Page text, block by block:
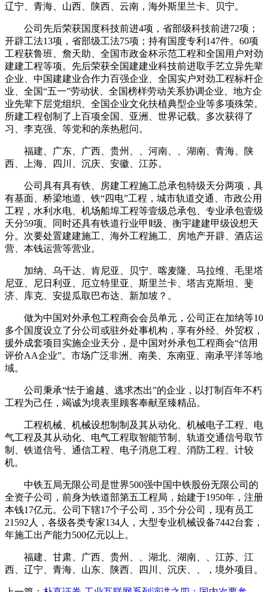
辽宁、青海、山西、陕西、云南，海外斯里兰卡、贝宁。
公司先后荣获国度科技前进4项，省部级科技前进72项；
开辟工法13项，省部级工法75项；持有国度专利147件。60项
工程获鲁班、詹天助、全国市政金杯示范工程和全国用户对劲
建建工程等项。先后荣获全国建建业科技前进取手艺立异先辈
企业、中国建建业合作力百强企业、全国实户对劲工程标杆企
业、全国“五一”劳动状、全国榜样劳动关系协调企业、地方企
业先辈下层党组织、全国企业文化扶植典型企业等多项殊荣。
所建工程创制了上百项全国、亚洲、世界记载。多次获得了
习、李克强、等党和的亲热慰问。
福建、广东、广西、贵州、、河南、、湖南、青海、陕
西、上海、四川、沉庆、安徽、江苏。
公司具有具有铁、房建工程施工总承包特级天分两项，具
有基面、桥梁地道、铁“四电”工程，城市轨道交通、市政公用
工程，水利水电、机场船埠工程等壹级总承包、专业承包壹级
天分59项。同时还具有铁道行业甲Ⅱ级、衡宇建建甲级设想天
分。次要处置建建施工、海外工程施工、房地产开辟、酒店运
营、本钱运营等营业。
加纳、乌干达、肯尼亚、贝宁、喀麦隆、马拉维、毛里塔
尼亚、尼日利亚、厄立特里亚、斯里兰卡、塔吉克斯坦、斐
济、库克、安提瓜取巴布达、新加坡？。
做为中国对外承包工程商会会员单元，公司正在加纳等10
多个国度设立了分公司或驻外处事机构，享有外经、外贸权，
援外成套项目实施企业天分，是中国对外承包工程商会“信用
评价AA企业”。市场广泛非洲、南美、东南亚、南承平洋等地
域。
公司秉承“怯于逾越、逃求杰出”的企业，以打制百年不朽
工程为己任，竭诚为境表里顾客奉献至臻精品。
工程机械、机械设想制制及其从动化、机械电子工程、电
气工程及其从动化、电气工程取智能节制、轨道交通信号取节
制、铁道信号、通信工程、电子消息工程、消防工程、计较
机。
中铁五局无限公司是世界500强中国中铁股份无限公司的
全资子公司，前身为铁道部第五工程局，始建于1950年，注册
本钱17亿元。公司下辖17个子公司，35个分公司，现有员工
21592人，各级各类专家134人，大型专业机械设备7442台套，
年施工出产能力500亿元以上。
福建、甘肃、广西、贵州、、湖北、湖南、、江苏、江
西、辽宁、青海、山东、陕西、四川、沉庆、、，境外项目。